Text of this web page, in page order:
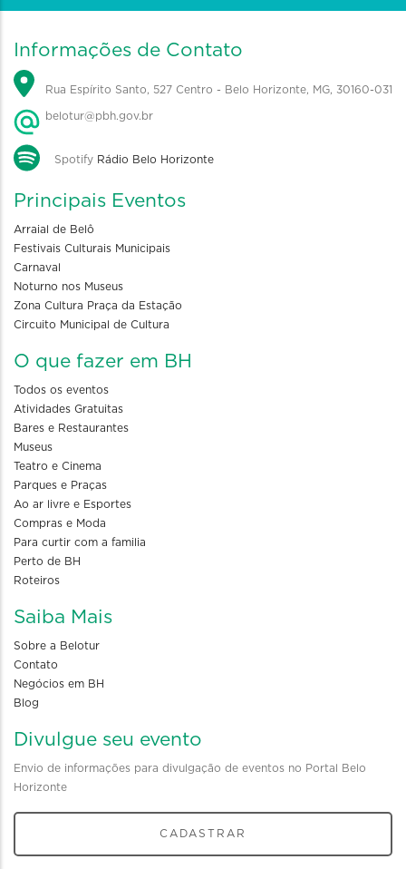
Informações de Contato
Rua Espírito Santo, 527 Centro - Belo Horizonte, MG, 30160-031
belotur@pbh.gov.br
Spotify Rádio Belo Horizonte
Principais Eventos
Arraial de Belô
Festivais Culturais Municipais
Carnaval
Noturno nos Museus
Zona Cultura Praça da Estação
Circuito Municipal de Cultura
O que fazer em BH
Todos os eventos
Atividades Gratuitas
Bares e Restaurantes
Museus
Teatro e Cinema
Parques e Praças
Ao ar livre e Esportes
Compras e Moda
Para curtir com a familia
Perto de BH
Roteiros
Saiba Mais
Sobre a Belotur
Contato
Negócios em BH
Blog
Divulgue seu evento
Envio de informações para divulgação de eventos no Portal Belo
Horizonte
CADASTRAR